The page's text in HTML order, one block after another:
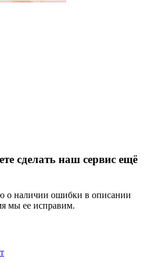
сделать наш сервис ещё
наличии ошибки в описании
мы ее исправим.